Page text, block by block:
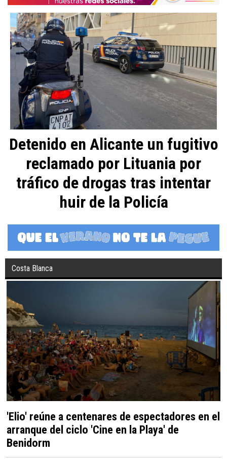
Detenido en Alicante un fugitivo
reclamado por Lituania por
tráfico de drogas tras intentar
huir de la Policía
Costa Blanca
'Elio' reúne a centenares de espectadores en el
arranque del ciclo 'Cine en la Playa' de
Benidorm